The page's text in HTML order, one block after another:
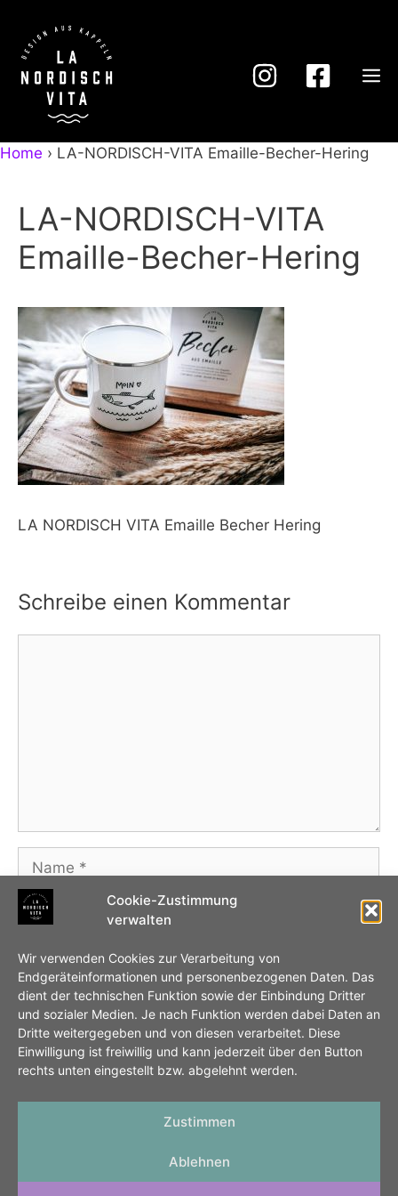
Cookie-Zustimmung
verwalten
Wir verwenden Cookies zur Verarbeitung von
Endgeräteinformationen und personenbezogenen Daten. Das
dient der technischen Funktion sowie der Einbindung Dritter
und sozialer Medien. Je nach Funktion werden dabei Daten an
Dritte weitergegeben und von diesen verarbeitet. Diese
Einwilligung ist freiwillig und kann jederzeit über den Button
rechts unten eingestellt bzw. abgelehnt werden.
Zustimmen
Ablehnen
Inhalt
springen
Home › LA-NORDISCH-VITA Emaille-Becher-Hering
LA-NORDISCH-VITA
Emaille-Becher-Hering
LA NORDISCH VITA Emaille Becher Hering
Schreibe einen Kommentar
E-
Mail-
Adresse
Website
Name, E-Mail-Adresse und Website in diesem
Browser für meinen nächsten Kommentar
speichern.